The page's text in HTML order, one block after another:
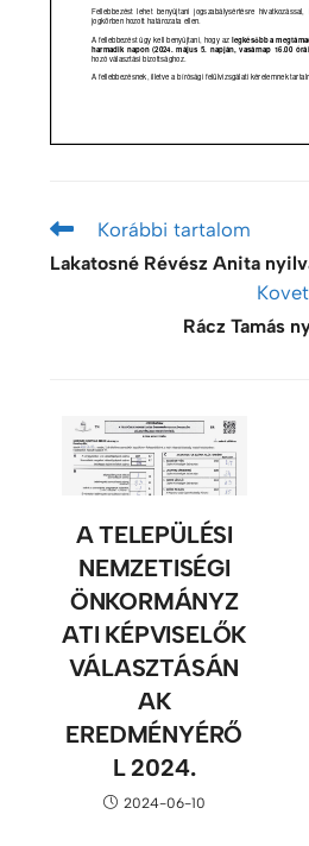
Korábbi tartalom
Lakatosné Révész Anita
Rácz Tamás
A TELEPÜLÉSI
NEMZETISÉGI
ÖNKORMÁNYZ
ATI KÉPVISELŐK
VÁLASZTÁSÁN
AK
EREDMÉNYÉRŐ
L 2024.
2024-06-10